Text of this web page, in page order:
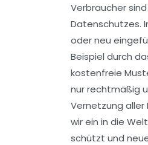
Verbraucher
Datenschutzes.
oder neu
Beispiel durch
kostenfreie
nur rechtmäßig
Vernetzung
wir ein in die
schützt und